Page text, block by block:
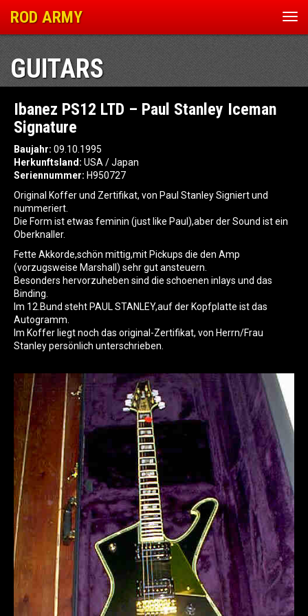
ROD ARMY
GUITARS
Ibanez PS12 LTD – Paul Stanley Iceman
Signature
Baujahr: 09.10.1995
Herkunftsland: USA / Japan
Seriennummer: H950727
Original Koffer und Zertifikat, von Paul Stanley Signiert und
nummeriert.
Die Form ist etwas feminin (just like Paul),aber der Sound ist ein
Oberknaller.
Fette Akkorde,schön mittig,mit Pickups die den Amp
(vorzugsweise Marshall) sehr gut ansteuern.
Besonders hervorzuheben sind die schoenen inlays und das
Binding.
Im 12.Bund steht PAUL STANLEY,auf der Kopfplatte ist das
Autogramm.
Im Koffer liegt noch das original-Zertifikat, von Herrn/Frau
Stanley persönlich unterschrieben.